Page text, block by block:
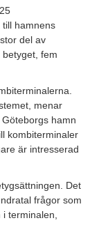
hamnens
del av
fem
menar
hamn
kombiterminaler
är intresserad
Det
frågor som
terminalen,